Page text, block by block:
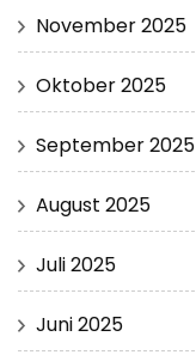
November 2025
Oktober 2025
September 2025
August 2025
Juli 2025
Juni 2025